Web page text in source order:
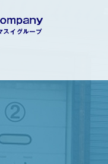
運送するヤマスイグループ